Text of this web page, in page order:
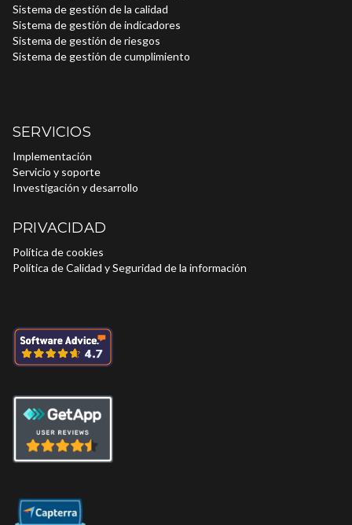
Sistema de gestión de la calidad
Sistema de gestión de indicadores
Sistema de gestión de riesgos
Sistema de gestión de cumplimiento
SERVICIOS
Implementación
Servicio y soporte
Investigación y desarrollo
PRIVACIDAD
Política de cookies
Política de Calidad y Seguridad de la información